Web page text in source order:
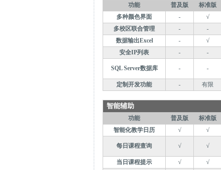
功能 普及版
标准版
多种颜色界面
-
√
多校区联合管理
-
-
数据输出Excel
-
√
安全IP列表
- -
SQL Server数据库 - -
定制开发功能 - 有限
智能辅助
功能 普及版
标准版
智能化教学日历
√ √
每日课程查询 √ √
当日课程提示 √
√